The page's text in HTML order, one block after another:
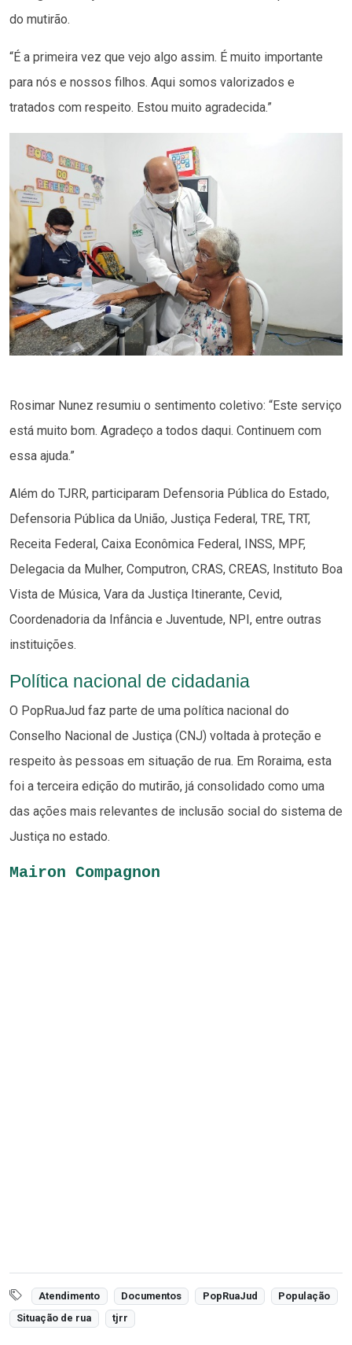
do mutirão.
“É a primeira vez que vejo algo assim. É muito importante
para nós e nossos filhos. Aqui somos valorizados e
tratados com respeito. Estou muito agradecida.”
Rosimar Nunez resumiu o sentimento coletivo: “Este serviço
está muito bom. Agradeço a todos daqui. Continuem com
essa ajuda.”
Além do TJRR, participaram Defensoria Pública do Estado,
Defensoria Pública da União, Justiça Federal, TRE, TRT,
Receita Federal, Caixa Econômica Federal, INSS, MPF,
Delegacia da Mulher, Computron, CRAS, CREAS, Instituto Boa
Vista de Música, Vara da Justiça Itinerante, Cevid,
Coordenadoria da Infância e Juventude, NPI, entre outras
instituições.
Política nacional de cidadania
O PopRuaJud faz parte de uma política nacional do
Conselho Nacional de Justiça (CNJ) voltada à proteção e
respeito às pessoas em situação de rua. Em Roraima, esta
foi a terceira edição do mutirão, já consolidado como uma
das ações mais relevantes de inclusão social do sistema de
Justiça no estado.
Mairon Compagnon
Atendimento Documentos PopRuaJud
População
Situação de rua
tjrr